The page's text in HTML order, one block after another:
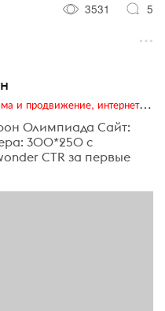
3531 5
Digital (web-дизайн, интернет-реклама и продвижение, интернет-сообщества и блоги, интернет-коммуникации, мобильный маркетинг, реклама на цифровых экранах)
Олимпиада Сайт:
300*250 c
CTR за первые